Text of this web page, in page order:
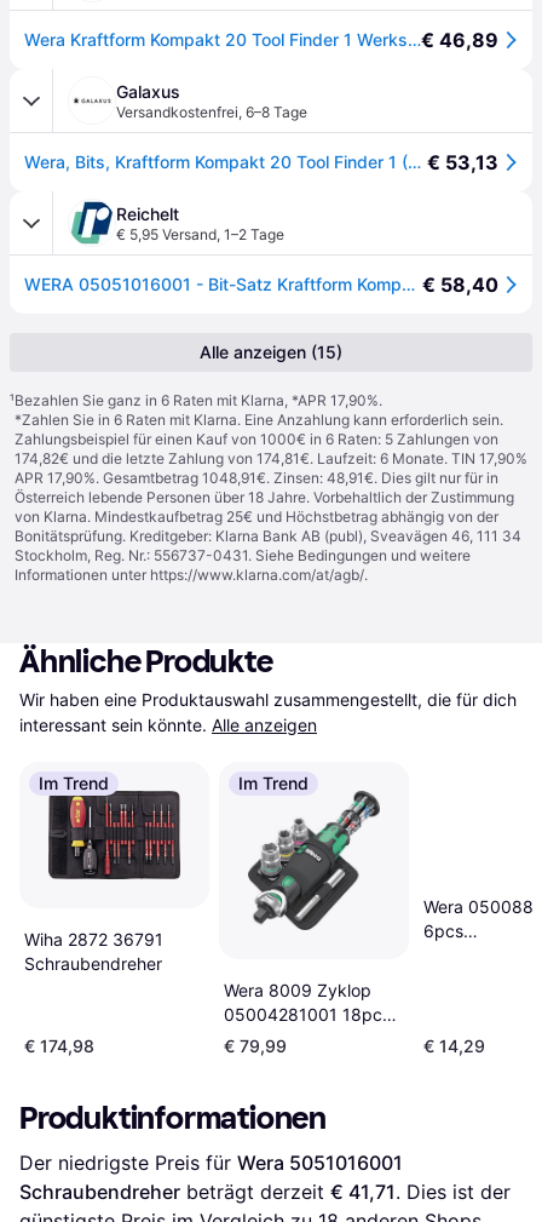
Wera Kraftform Kompakt 20 Tool Finder 1 Werkstatt Magazin-Schraubendreher 1/4 (6.3 mm) DIN ISO 117€ 46,89
Galaxus
Versandkostenfrei, 6–8 Tage
Wera, Bits, Kraftform Kompakt 20 Tool Finder 1 (Kreuz Phillips PH) € 53,13
Reichelt
€ 5,95 Versand, 1–2 Tage
WERA 05051016001 - Bit-Satz Kraftform Kompakt 20, 6-teilig gemischt € 58,40
Alle anzeigen (15)
¹Bezahlen Sie ganz in 6 Raten mit Klarna, *APR 17,90%.
*Zahlen Sie in 6 Raten mit Klarna. Eine Anzahlung kann erforderlich sein.
Zahlungsbeispiel für einen Kauf von 1000€ in 6 Raten: 5 Zahlungen von
174,82€ und die letzte Zahlung von 174,81€. Laufzeit: 6 Monate. TIN 17,90%
APR 17,90%. Gesamtbetrag 1048,91€. Zinsen: 48,91€. Dies gilt nur für in
Österreich lebende Personen über 18 Jahre. Vorbehaltlich der Zustimmung
von Klarna. Mindestkaufbetrag 25€ und Höchstbetrag abhängig von der
Bonitätsprüfung. Kreditgeber: Klarna Bank AB (publ), Sveavägen 46, 111 34
Stockholm, Reg. Nr.: 556737-0431. Siehe Bedingungen und weitere
Informationen unter https://www.klarna.com/at/agb/.
Ähnliche Produkte
Wir haben eine Produktauswahl zusammengestellt, die für dich
interessant sein könnte. Alle anzeigen
Im Trend
Wiha 2872 36791
Schraubendreher
€ 174,98
Im Trend
Wera 8009 Zyklop
05004281001 18pcs
Schraubendreher
€ 79,99
Wera
6pcs
€ 14,29
Produktinformationen
Der niedrigste Preis für Wera 5051016001
Schraubendreher beträgt derzeit € 41,71. Dies ist der